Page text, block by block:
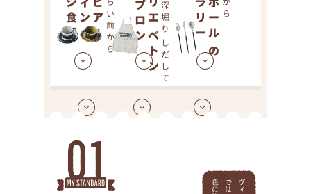
しだして
ベトン の